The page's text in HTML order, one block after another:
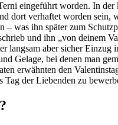
eingeführt worden. In
dort verhaftet worden
was ihn später zum
und ihn „von deinem
langsam aber sicher
Gelage, bei denen man
erwähnten den
der Liebenden zu